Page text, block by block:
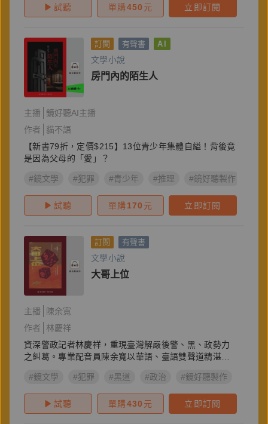
試聽 單購450 元 立即訂閱
訂閱 有聲書 AI
文學小說
房門內的陌生人
主播
鏡好聽AI主播
作者
貓不語
【新書79折，定價$215】13位青少年集體自縊！背後竟
是因為父母的「愛」？
#鏡文學 #犯罪 #青少年 #推理 #鏡好聽製作
試聽 單購170 元 立即訂閱
訂閱 有聲書
文學小說
大哥上位
主播
陳余寬
作者
林慶祥
資深警政記者林慶祥，重現臺灣解嚴後警、黑、政勢力
之糾葛。專業配音員陳余寬以華語、臺語雙聲道精湛演
#鏡文學
#犯罪 #黑道 #政治 #鏡好聽製作
試聽 單購430 元 立即訂閱